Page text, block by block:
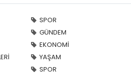
SPOR
GÜNDEM
EKONOMİ
YAŞAM
SPOR